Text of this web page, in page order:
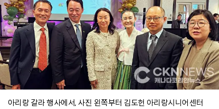
아리랑 갈라 행사에서, 사진 왼쪽부터 김도헌 아리랑시니어센터